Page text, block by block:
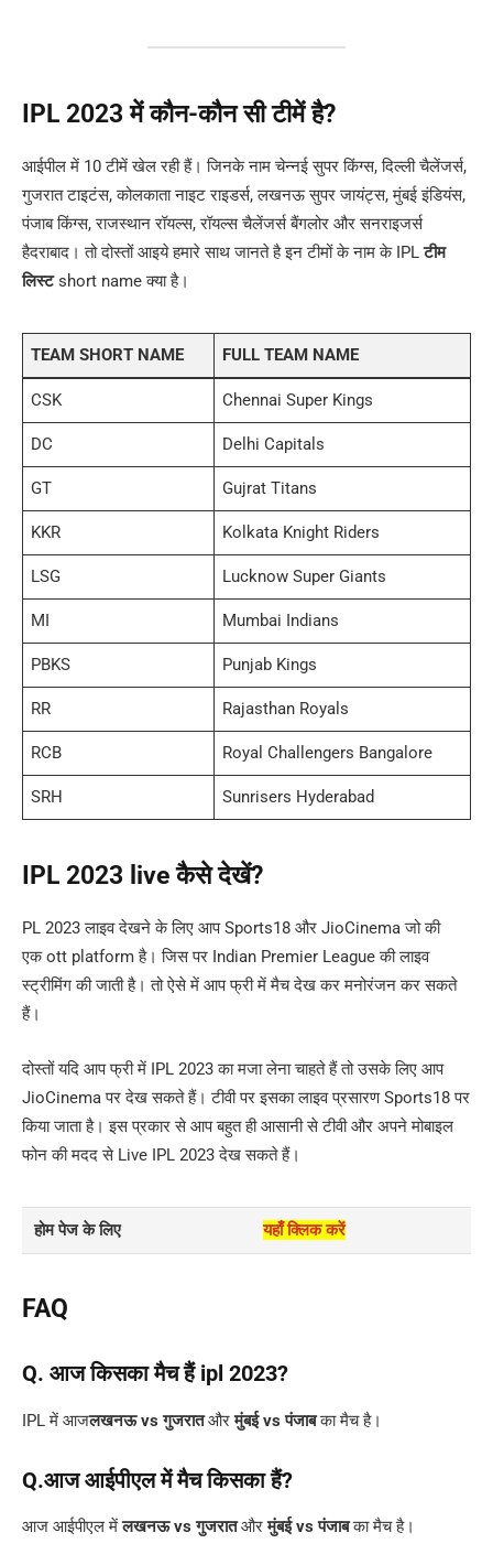
IPL 2023 में कौन-कौन सी टीमें है?
आईपील में 10 टीमें खेल रही हैं। जिनके नाम चेन्नई सुपर किंग्स, दिल्ली चैलेंजर्स,
गुजरात टाइटंस, कोलकाता नाइट राइडर्स, लखनऊ सुपर जायंट्स, मुंबई इंडियंस,
पंजाब किंग्स, राजस्थान रॉयल्स, रॉयल्स चैलेंजर्स बैंगलोर और सनराइजर्स
हैदराबाद। तो दोस्तों आइये हमारे साथ जानते है इन टीमों के नाम के IPLटीम
लिस्टshort name क्या है।
TEAM SHORT NAME FULL TEAM NAME
CSK Chennai Super Kings
DC Delhi Capitals
GT Gujrat Titans
KKR Kolkata Knight Riders
LSG Lucknow Super Giants
MI Mumbai Indians
PBKS Punjab Kings
RR Rajasthan Royals
RCB Royal Challengers Bangalore
SRH Sunrisers Hyderabad
IPL 2023 live कैसे देखें?
PL 2023 लाइव देखने के लिए आप Sports18 और JioCinema जो की
एक ott platform है। जिस पर Indian Premier League की लाइव
स्ट्रीमिंग की जाती है। तो ऐसे में आप फ्री में मैच देख कर मनोरंजन कर सकते
हैं।
दोस्तों यदि आप फ्री में IPL 2023 का मजा लेना चाहते हैं तो उसके लिए आप
JioCinema पर देख सकते हैं। टीवी पर इसका लाइव प्रसारण Sports18 पर
किया जाता है। इस प्रकार से आप बहुत ही आसानी से टीवी और अपने मोबाइल
फोन की मदद से Live IPL 2023 देख सकते हैं।
होम पेज के लिए यहाँ क्लिक करें
FAQ
Q. आज किसका मैच हैं ipl 2023?
IPL में आजलखनऊ vs गुजरातऔरमुंबई vs पंजाबका मैच है।
Q.आज आईपीएल में मैच किसका हैं?
आज आईपीएल में लखनऊ vs गुजरातऔरमुंबई vs पंजाब का मैच है।